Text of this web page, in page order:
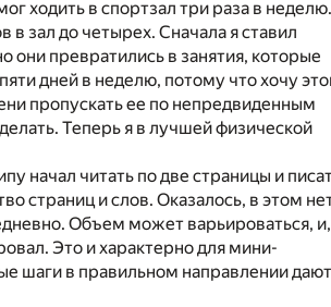
ходить в спортзал три раза в неделю.
в зал до четырех. Сначала я ставил
они превратились в занятия, которые
дней в неделю, потому что хочу
пропускать ее по непредвиденным
Теперь я в лучшей физической
начал читать по две страницы и
страниц и слов. Оказалось, в этом
Объем может варьироваться, и,
Это и характерно для мини-
шаги в правильном направлении дают